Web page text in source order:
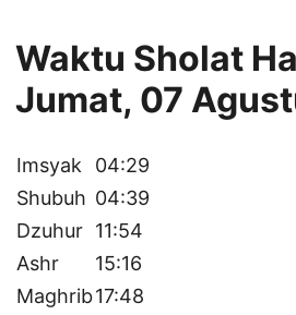
Waktu Sholat
Jumat, 07
Imsyak
04:29
Shubuh 04:39
Dzuhur 11:54
Ashr
15:16
Maghrib17:48